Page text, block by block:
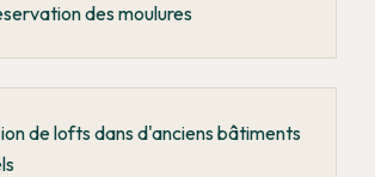
des moulures
de lofts dans d'anciens bâtiments